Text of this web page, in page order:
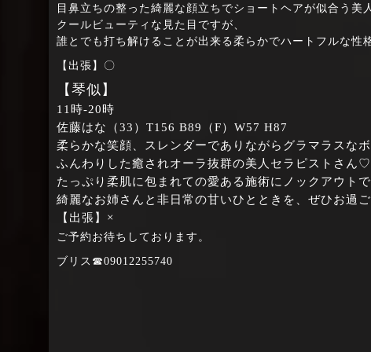
目鼻立ちの整った綺麗な顔立ちでショートヘアが似合う美
クールビューティな見た目ですが、
誰とでも打ち解けることが出来る柔らかでハートフルな性
【出張】〇
【琴似】
11時‐20時
佐藤はな（33）T156 B89（F）W57 H87
柔らかな笑顔、スレンダーでありながらグラマラスな
ふんわりした癒されオーラ抜群の美人セラピストさん♡
たっぷり柔肌に包まれての愛ある施術にノックアウトで
綺麗なお姉さんと非日常の甘いひとときを、ぜひお過
【出張】×
ご予約お待ちしております。
ブリス☎09012255740